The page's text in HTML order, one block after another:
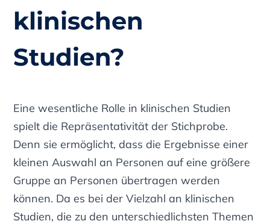
klinischen
Studien?
Eine wesentliche Rolle in klinischen Studien
spielt die Repräsentativität der Stichprobe.
Denn sie ermöglicht, dass die Ergebnisse einer
kleinen Auswahl an Personen auf eine größere
Gruppe an Personen übertragen werden
können. Da es bei der Vielzahl an klinischen
Studien, die zu den unterschiedlichsten Themen